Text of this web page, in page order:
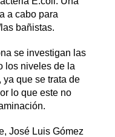
a cabo para
bañistas.
se investigan las
los niveles de la
que se trata de
lo que este no
José Luis Gómez